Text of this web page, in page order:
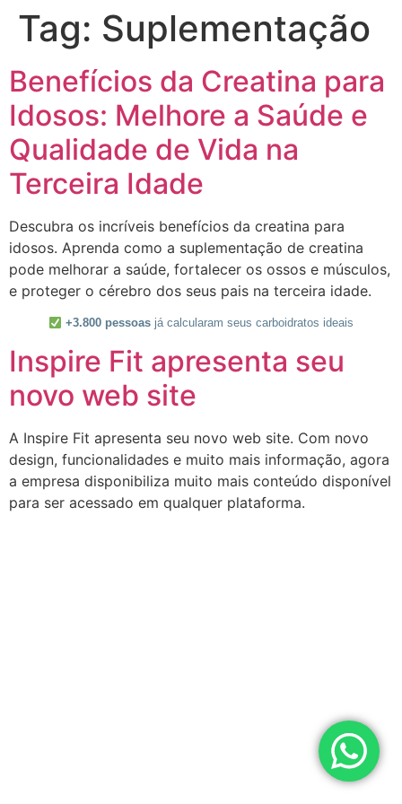
Tag: Suplementação
Benefícios da Creatina para
Idosos: Melhore a Saúde e
Qualidade de Vida na
Terceira Idade
Descubra os incríveis benefícios da creatina para
idosos. Aprenda como a suplementação de creatina
pode melhorar a saúde, fortalecer os ossos e músculos,
e proteger o cérebro dos seus pais na terceira idade.
+3.800 pessoasjá calcularam seus carboidratos ideais
Inspire Fit apresenta seu
novo web site
A Inspire Fit apresenta seu novo web site. Com novo
design, funcionalidades e muito mais informação, agora
a empresa disponibiliza muito mais conteúdo disponível
para ser acessado em qualquer plataforma.